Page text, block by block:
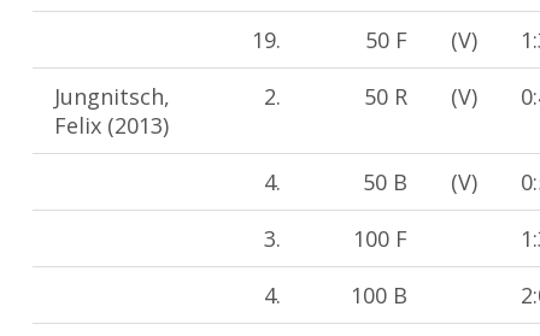
19. 50 F (V)
Jungnitsch,
Felix (2013)
2. 50 R (V)
4. 50 B (V)
3.
100 F
4.
100 B